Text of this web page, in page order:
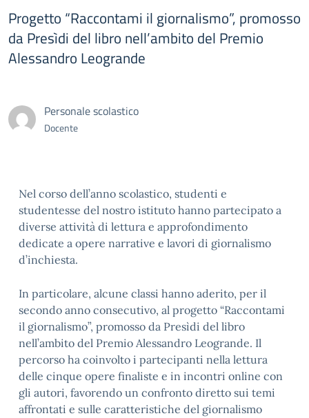
Progetto “Raccontami il giornalismo”, promosso
da Presìdi del libro nell’ambito del Premio
Alessandro Leogrande
Personale scolastico
Docente
Nel corso dell’anno scolastico, studenti e
studentesse del nostro istituto hanno partecipato a
diverse attività di lettura e approfondimento
dedicate a opere narrative e lavori di giornalismo
d’inchiesta.
In particolare, alcune classi hanno aderito, per il
secondo anno consecutivo, al progetto “Raccontami
il giornalismo”, promosso da Presìdi del libro
nell’ambito del Premio Alessandro Leogrande. Il
percorso ha coinvolto i partecipanti nella lettura
delle cinque opere finaliste e in incontri online con
gli autori, favorendo un confronto diretto sui temi
affrontati e sulle caratteristiche del giornalismo